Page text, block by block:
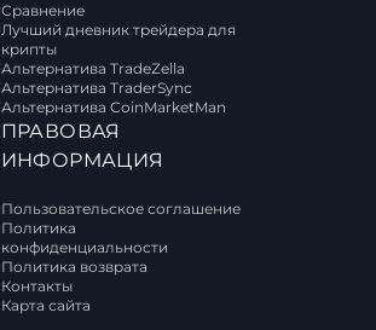
Сравнение
Лучший дневник трейдера для
крипты
Альтернатива TradeZella
Альтернатива TraderSync
Альтернатива CoinMarketMan
ПРАВОВАЯ
ИНФОРМАЦИЯ
Пользовательское соглашение
Политика
конфиденциальности
Политика возврата
Контакты
Карта сайта